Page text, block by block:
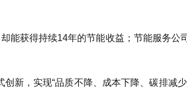
能获得持续14年的节能收益；节能服务公
新，实现“品质不降、成本下降、碳排减